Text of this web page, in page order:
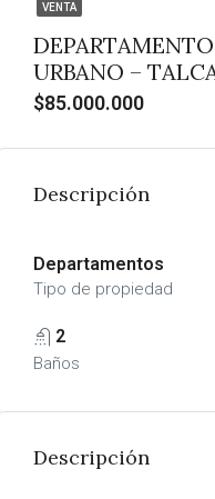
VENTA
URBANO –
$85.000.000
Descripción
Departamentos
Tipo de propiedad
2
Baños
Descripción